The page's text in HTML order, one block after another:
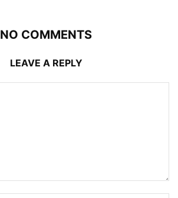
NO COMMENTS
LEAVE A REPLY